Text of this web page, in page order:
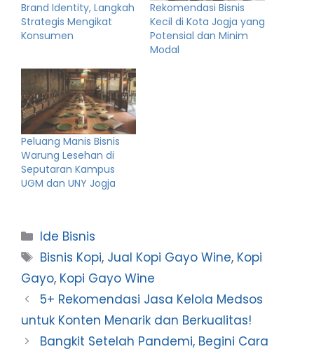
Brand Identity, Langkah
Strategis Mengikat
Konsumen
Rekomendasi Bisnis
Kecil di Kota Jogja yang
Potensial dan Minim
Modal
Peluang Manis Bisnis
Warung Lesehan di
Seputaran Kampus
UGM dan UNY Jogja
Categories
Ide Bisnis
Tags
Bisnis Kopi, Jual Kopi Gayo Wine, Kopi
Gayo, Kopi Gayo Wine
5+ Rekomendasi Jasa Kelola Medsos
untuk Konten Menarik dan Berkualitas!
Bangkit Setelah Pandemi, Begini Cara